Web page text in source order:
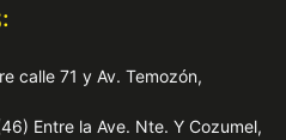
calle 71 y Av. Temozón,
Entre la Ave. Nte. Y Cozumel,